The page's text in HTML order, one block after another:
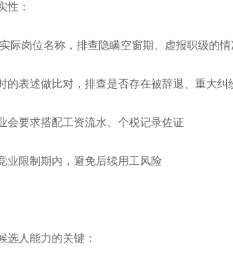
性：
际岗位名称，排查隐瞒空窗期、虚报职级的情
的表述做比对，排查是否存在被辞退、重大纠
会要求搭配工资流水、个税记录佐证
业限制期内，避免后续用工风险
选人能力的关键：